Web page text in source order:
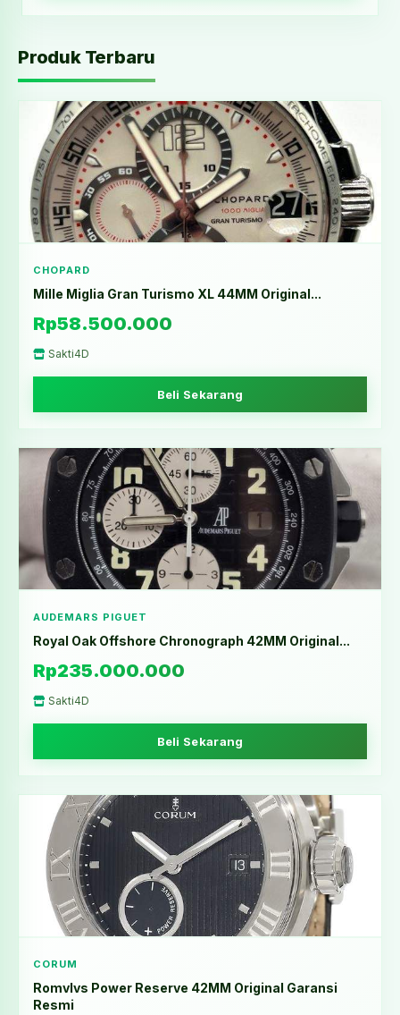
Produk Terbaru
CHOPARD
Mille Miglia Gran Turismo XL 44MM Original...
Rp58.500.000
Sakti4D
Beli Sekarang
AUDEMARS PIGUET
Royal Oak Offshore Chronograph 42MM Original...
Rp235.000.000
Sakti4D
Beli Sekarang
CORUM
Romvlvs Power Reserve 42MM Original Garansi
Resmi